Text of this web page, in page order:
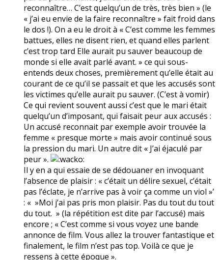
reconnaître… C’est quelqu’un de très, très bien » (le
« j’ai eu envie de la faire reconnaître » fait froid dans
le dos !). On a eu le droit à « C’est comme les femmes
battues, elles ne disent rien, et quand elles parlent
c’est trop tard Elle aurait pu sauver beaucoup de
monde si elle avait parlé avant. » ce qui sous-
entends deux choses, premièrement qu’elle était au
courant de ce qu’il se passait et que les accusés sont
les victimes qu’elle aurait pu sauver. (C’est à vomir)
Ce qui revient souvent aussi c’est que le mari était
quelqu’un d’imposant, qui faisait peur aux accusés :
Un accusé reconnait par exemple avoir trouvée la
femme « presque morte » mais avoir continué sous
la pression du mari. Un autre dit « J’ai éjaculé par
peur ».
Il y en a qui essaie de se dédouaner en invoquant
l’absence de plaisir : « c’était un délire sexuel, c’était
pas l’éclate, je n’arrive pas à voir ça comme un viol »’
: « »Moi j’ai pas pris mon plaisir. Pas du tout du tout
du tout. » (la répétition est dite par l’accusé) mais
encore ; « C’est comme si vous voyez une bande
annonce de film. Vous allez la trouver fantastique et
finalement, le film n’est pas top. Voilà ce que je
ressens à cette époque ».